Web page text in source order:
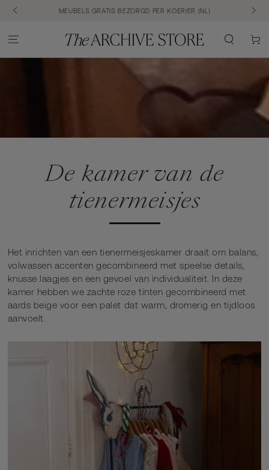
SKIP TO CONTENTMEUBELS GRATIS BEZORGD PER KOERIER (NL)
Cart
De kamer van de
tienermeisjes
Het inrichten van een tienermeisjeskamer draait om balans,
volwassen accenten gecombineerd met speelse details,
knusse laagjes en een gevoel van individualiteit. In deze
kamer hebben we zachte roze tinten gecombineerd met
aards beige voor een palet dat warm, dromerig en tijdloos
aanvoelt.